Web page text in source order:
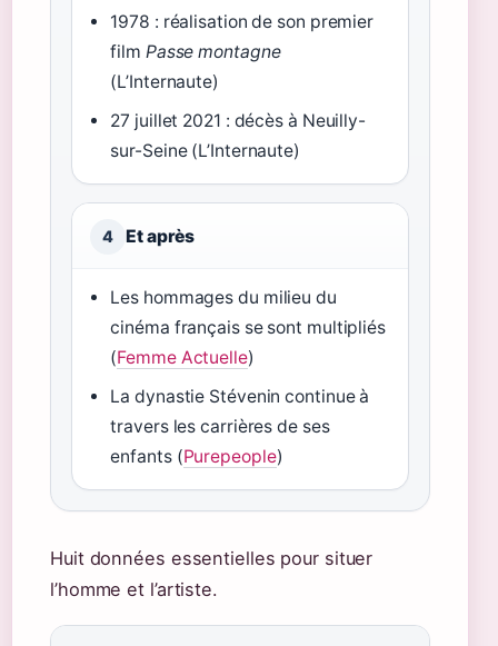
1978 : réalisation de son premier
film Passe montagne
(L’Internaute)
27 juillet 2021 : décès à Neuilly-
sur-Seine (L’Internaute)
4 Et après
Les hommages du milieu du
cinéma français se sont multipliés
(Femme Actuelle)
La dynastie Stévenin continue à
travers les carrières de ses
enfants (Purepeople)
Huit données essentielles pour situer
l’homme et l’artiste.